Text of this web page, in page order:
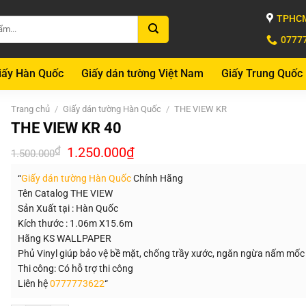
Hàn Quốc Giấy dán tường Việt Nam Giấy Trung Quốc
Trang chủ / Giấy dán tường Hàn Quốc / THE VIEW KR
THE VIEW KR 40
1.500.000₫ Giá
gốc
1.500.000₫.
1.250.000₫Giá
hiện
là:
“Giấy dán tường Hàn QuốcChính Hãng
Tên Catalog THE VIEW
Sản Xuất tại : Hàn Quốc
Kích thước : 1.06m X15.6m
Hãng KS WALLPAPER
Phủ Vinyl giúp bảo vệ bề mặt, chống trầy xước, ngăn ngừa nấm mốc
Thi công: Có hỗ trợ thi công
Liên hệ0777773622“